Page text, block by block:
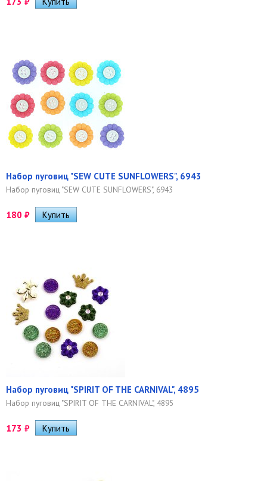
Набор пуговиц "SEW CUTE SUNFLOWERS", 6943
Набор пуговиц "SEW CUTE SUNFLOWERS", 6943
180 ₽
Набор пуговиц "SPIRIT OF THE CARNIVAL", 4895
Набор пуговиц "SPIRIT OF THE CARNIVAL", 4895
173 ₽